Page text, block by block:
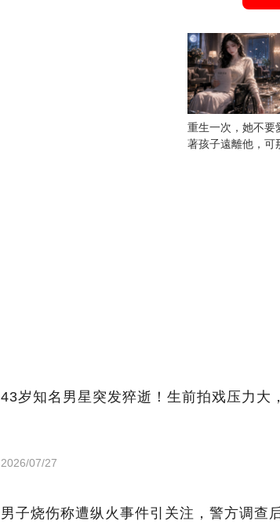
重生一次，她不要
著孩子遠離他，可
43岁知名男星突发猝逝！生前拍戏压力大
2026/07/27
男子烧伤称遭纵火事件引关注，警方调查